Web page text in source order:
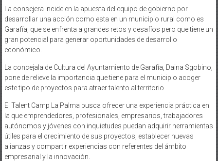
La consejera incide en la apuesta del equipo de gobierno por
desarrollar una acción como esta en un municipio rural como es
Garafía, que se enfrenta a grandes retos y desafíos pero que tiene un
gran potencial para generar oportunidades de desarrollo
económico.
La concejala de Cultura del Ayuntamiento de Garafía, Daina Sgobino,
pone de relieve la importancia que tiene para el municipio acoger
este tipo de proyectos para atraer talento al territorio.
El Talent Camp La Palma busca ofrecer una experiencia práctica en
la que emprendedores, profesionales, empresarios, trabajadores
autónomos y jóvenes con inquietudes puedan adquirir herramientas
útiles para el crecimiento de sus proyectos, establecer nuevas
alianzas y compartir experiencias con referentes del ámbito
empresarial y la innovación.